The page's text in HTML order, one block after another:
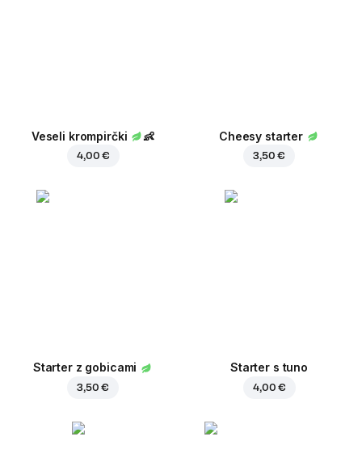
Veseli krompirčki 👶
4,00 €
Cheesy starter
3,50 €
Starter z gobicami
3,50 €
Starter s tuno
4,00 €